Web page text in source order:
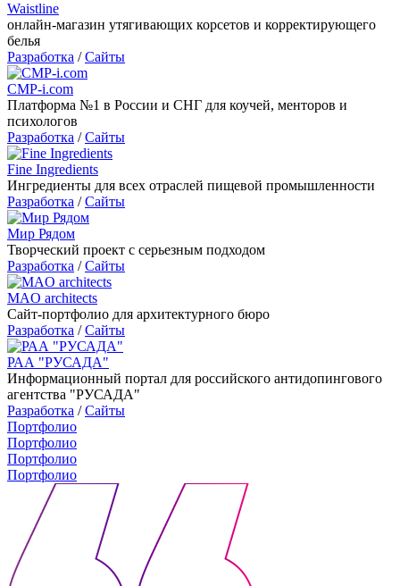
Waistline
онлайн-магазин утягивающих корсетов и корректирующего
белья
Разработка / Сайты
CMP-i.com
Платформа №1 в России и СНГ для коучей, менторов и
психологов
Разработка / Сайты
Fine Ingredients
Ингредиенты для всех отраслей пищевой промышленности
Разработка / Сайты
Мир Рядом
Творческий проект с серьезным подходом
Разработка / Сайты
MAO architects
Сайт-портфолио для архитектурного бюро
Разработка / Сайты
РАА "РУСАДА"
Информационный портал для российского антидопингового
агентства "РУСАДА"
Разработка / Сайты
Портфолио
Портфолио
Портфолио
Портфолио